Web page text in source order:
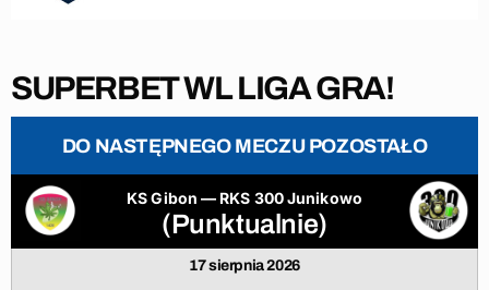
SUPERBET WL LIGA GRA!
DO NASTĘPNEGO MECZU POZOSTAŁO
KS Gibon — RKS 300 Junikowo
(Punktualnie)
17 sierpnia 2026